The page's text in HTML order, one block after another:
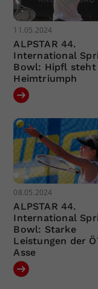
11.05.2024
ALPSTAR 44.
International
Bowl: Hipfl steht
Heimtriumph
08.05.2024
ALPSTAR 44.
International
Bowl: Starke
Leistungen der
Asse